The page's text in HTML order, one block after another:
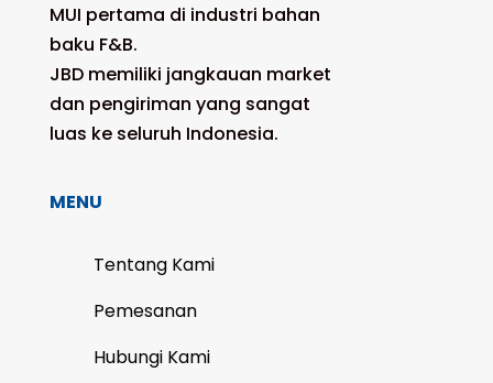
MUI pertama di industri bahan
baku F&B.
JBD memiliki jangkauan market
dan pengiriman yang sangat
luas ke seluruh Indonesia.
MENU
Tentang Kami
Pemesanan
Hubungi Kami